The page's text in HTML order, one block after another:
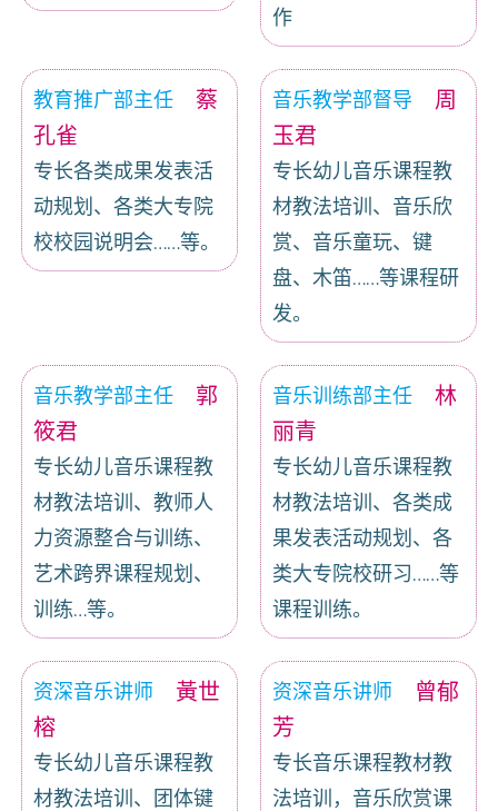
作
教育推广部主任
蔡
孔雀
专长各类成果发表活
动规划、各类大专院
校校园说明会……等。
音乐教学部督导
周
玉君
专长幼儿音乐课程教
材教法培训、音乐欣
赏、音乐童玩、键
盘、木笛……等课程研
发。
音乐教学部主任
郭
筱君
专长幼儿音乐课程教
材教法培训、教师人
力资源整合与训练、
艺术跨界课程规划、
训练…等。
音乐训练部主任
林
丽青
专长幼儿音乐课程教
材教法培训、各类成
果发表活动规划、各
类大专院校研习……等
课程训练。
资深音乐讲师
黃世
榕
专长幼儿音乐课程教
材教法培训、团体键
资深音乐讲师
曾郁
芳
专长音乐课程教材教
法培训，音乐欣赏课